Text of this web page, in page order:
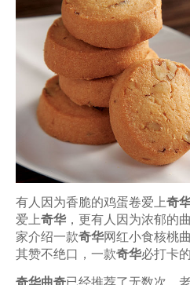
定制服务
嫁喜须知
节日礼品
迪士尼系
所有产品
有人因为香脆的鸡蛋卷爱上奇
爱上奇华，更有人因为浓郁的
家介绍一款奇华网红小食核桃
其赞不绝口，一款奇华必打卡
奇华曲奇已经推荐了无数次，